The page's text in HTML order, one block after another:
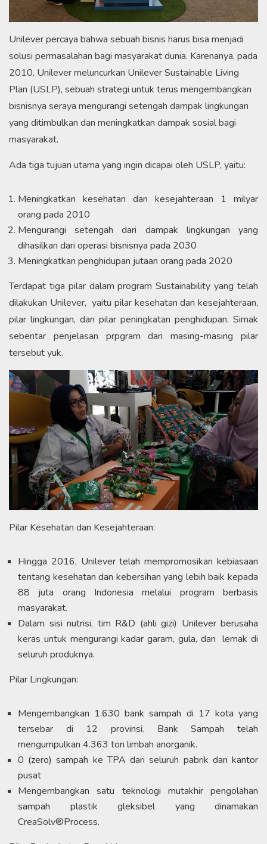
Unilever percaya bahwa sebuah bisnis harus bisa menjadi
solusi permasalahan bagi masyarakat dunia. Karenanya, pada
2010, Unilever meluncurkan Unilever Sustainable Living
Plan (USLP), sebuah strategi untuk terus mengembangkan
bisnisnya seraya mengurangi setengah dampak lingkungan
yang ditimbulkan dan meningkatkan dampak sosial bagi
masyarakat.
Ada tiga tujuan utama yang ingin dicapai oleh USLP, yaitu:
Meningkatkan kesehatan dan kesejahteraan 1 milyar
orang pada 2010
Mengurangi setengah dari dampak lingkungan yang
dihasilkan dari operasi bisnisnya pada 2030
Meningkatkan penghidupan jutaan orang pada 2020
Terdapat tiga pilar dalam program Sustainability yang telah
dilakukan Unilever, yaitu pilar kesehatan dan kesejahteraan,
pilar lingkungan, dan pilar peningkatan penghidupan. Simak
sebentar penjelasan prpgram dari masing-masing pilar
tersebut yuk.
Pilar Kesehatan dan Kesejahteraan:
Hingga 2016, Unilever telah mempromosikan kebiasaan
tentang kesehatan dan kebersihan yang lebih baik kepada
88 juta orang Indonesia melalui program berbasis
masyarakat.
Dalam sisi nutrisi, tim R&D (ahli gizi) Unilever berusaha
keras untuk mengurangi kadar garam, gula, dan lemak di
seluruh produknya.
Pilar Lingkungan:
Mengembangkan 1.630 bank sampah di 17 kota yang
tersebar di 12 provinsi. Bank Sampah telah
mengumpulkan 4.363 ton limbah anorganik.
0 (zero) sampah ke TPA dari seluruh pabrik dan kantor
pusat
Mengembangkan satu teknologi mutakhir pengolahan
sampah plastik gleksibel yang dinamakan
CreaSolv®Process.